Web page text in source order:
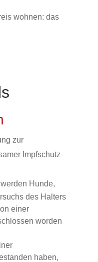
wohnen: das
zur
Impfschutz
Hunde,
des Halters
einer
worden
haben,